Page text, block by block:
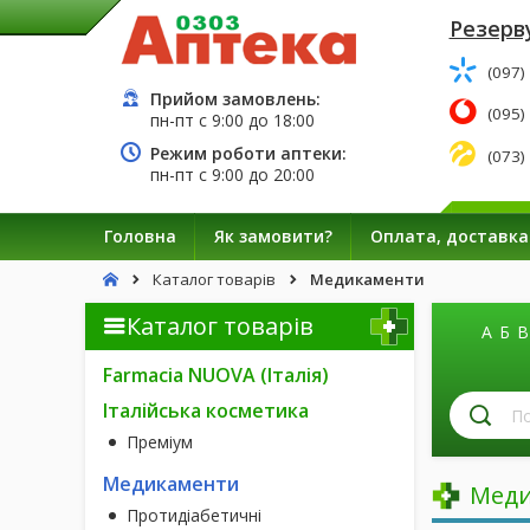
Прийом замовлень:
пн-пт с9:00 до 18:00
Режим роботи аптеки:
пн-пт с9:00 до 20:00
(097)
(095)
(073)
Головна Як замовити? Оплата, доставка
Каталог товарів Медикаменти
Каталог товарів
Farmacia NUOVA (Італія)
Італійська косметика
Преміум
Медикаменти
Протидіабетичні
А Б В
за